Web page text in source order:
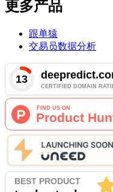
更多产品
跟单猿
交易员数据分析